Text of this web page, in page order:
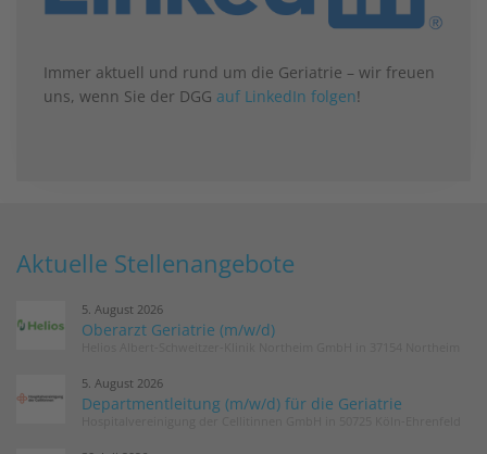
Immer aktuell und rund um die Geriatrie – wir freuen
uns, wenn Sie der DGG auf LinkedIn folgen!
Aktuelle Stellenangebote
5. August 2026
Oberarzt Geriatrie (m/w/d)
5. August 2026
Departmentleitung (m/w/d) für die Geriatrie